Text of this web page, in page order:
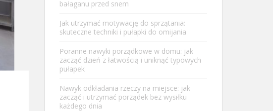
bałaganu przed snem
Jak utrzymać motywację do sprzątania:
skuteczne techniki i pułapki do omijania
Poranne nawyki porządkowe w domu: jak
zacząć dzień z łatwością i uniknąć typowych
pułapek
Nawyk odkładania rzeczy na miejsce: jak
zacząć i utrzymać porządek bez wysiłku
każdego dnia